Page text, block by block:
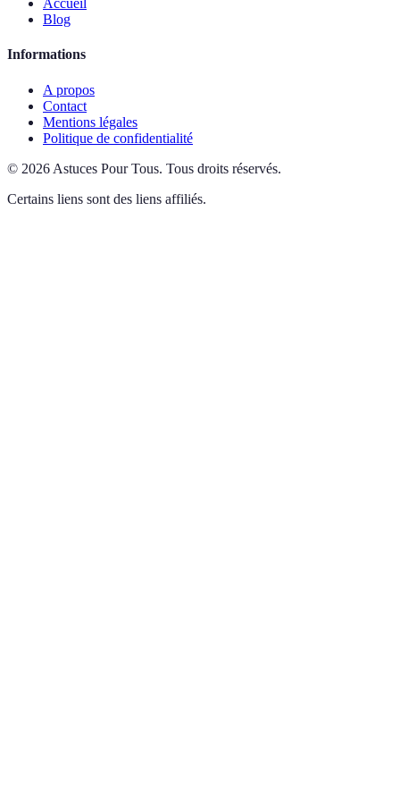
Accueil
Blog
Informations
A propos
Contact
Mentions légales
Politique de confidentialité
© 2026 Astuces Pour Tous. Tous droits réservés.
Certains liens sont des liens affiliés.